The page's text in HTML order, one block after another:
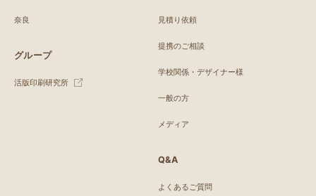
奈良
グループ
活版印刷研究所
見積り依頼
提携のご相談
学校関係・デザイナー様
一般の方
メディア
Q&A
よくあるご質問